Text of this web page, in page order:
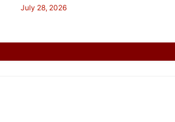
July 28, 2026